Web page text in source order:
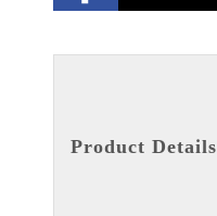
Product Details